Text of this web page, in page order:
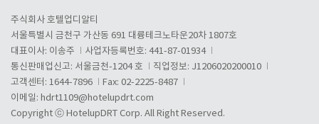
주식회사 호텔업디알티
서울특별시 금천구 가산동 691 대륭테크노타운20차 1807호
대표이사: 이송주
사업자등록번호: 441-87-01934
통신판매업신고: 서울금천-1204 호
직업정보: J1206020200010
고객센터: 1644-7896
Fax: 02-2225-8487
이메일: hdrt1109@hotelupdrt.com
Copyright ⓒ HotelupDRT Corp. All Right Reserved.